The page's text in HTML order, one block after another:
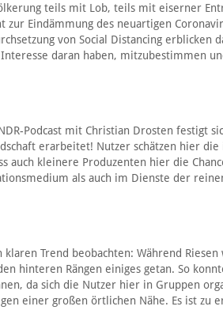
teils mit Lob, teils mit eiserner
zur Eindämmung des neuartigen
von Social Distancing erblicken
daran haben, mitzubestimmen
Podcast mit Christian Drosten festigt
erarbeitet! Nutzer schätzen hier die
auch kleinere Produzenten hier die
als auch im Dienste der
Trend beobachten: Während Riesen
hinteren Rängen einiges getan. So
da sich die Nutzer hier in Gruppen
einer großen örtlichen Nähe. Es ist zu